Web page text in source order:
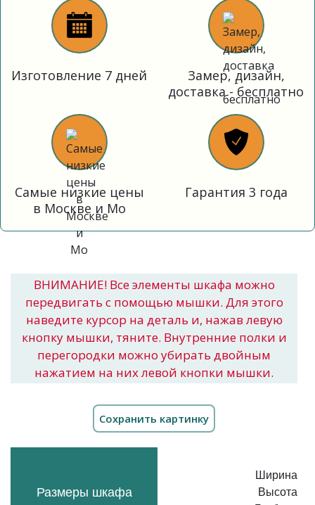
Изготовление 7 дней
Замер, дизайн,
доставка - бесплатно
Самые низкие цены
в Москве и Мо
Гарантия 3 года
ВНИМАНИЕ! Все элементы шкафа можно
передвигать с помощью мышки. Для этого
наведите курсор на деталь и, нажав левую
кнопку мышки, тяните. Внутренние полки и
перегородки можно убирать двойным
нажатием на них левой кнопки мышки.
Размеры шкафа
Ширина
Высота